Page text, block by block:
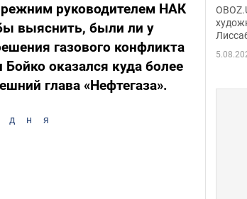
руководителем НАК
выяснить, были ли у
газового конфликта
оказался куда более
глава «Нефтегаза».
дня
сына